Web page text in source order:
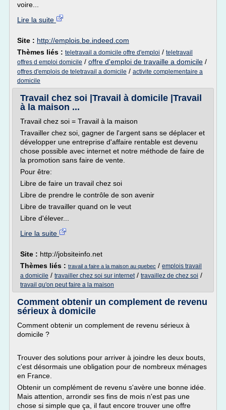
voire...
Lire la suite
Site : http://emplois.be.indeed.com
Thèmes liés : teletravail a domicile offre d'emploi / teletravail
offres d emploi domicile / offre d'emploi de travaille a domicile /
offres d'emplois de teletravail a domicile / activite complementaire a
domicile
Travail chez soi |Travail à domicile |Travail
à la maison ...
Travail chez soi = Travail à la maison
Travailler chez soi, gagner de l'argent sans se déplacer et
développer une entreprise d'affaire rentable est devenu
chose possible avec internet et notre méthode de faire de
la promotion sans faire de vente.
Pour être:
Libre de faire un travail chez soi
Libre de prendre le contrôle de son avenir
Libre de travailler quand on le veut
Libre d'élever...
Lire la suite
Site : http://jobsiteinfo.net
Thèmes liés : travail a faire a la maison au quebec / emplois travail
a domicile / travailler chez soi sur internet/ travaillez de chez soi /
travail qu'on peut faire a la maison
Comment obtenir un complement de revenu
sérieux à domicile
Comment obtenir un complement de revenu sérieux à
domicile ?
Trouver des solutions pour arriver à joindre les deux bouts,
c'est désormais une obligation pour de nombreux ménages
en France.
Obtenir un complément de revenu s'avère une bonne idée.
Mais attention, arrondir ses fins de mois n'est pas une
chose si simple que ça, il faut encore trouver une offre